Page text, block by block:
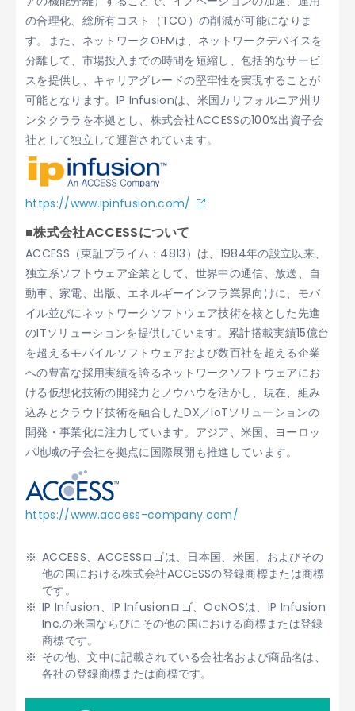
の合理化、総所有コスト（TCO）の削減が可能になりま
す。また、ネットワークOEMは、ネットワークデバイスを
分離して、市場投入までの時間を短縮し、包括的なサービ
スを提供し、キャリアグレードの堅牢性を実現することが
可能となります。IP Infusionは、米国カリフォルニア州サ
ンタクララを本拠とし、株式会社ACCESSの100%出資子会
社として独立して運営されています。
https://www.ipinfusion.com/
■株式会社ACCESSについて
ACCESS（東証プライム：4813）は、1984年の設立以来、
独立系ソフトウェア企業として、世界中の通信、放送、自
動車、家電、出版、エネルギーインフラ業界向けに、モバ
イル並びにネットワークソフトウェア技術を核とした先進
のITソリューションを提供しています。累計搭載実績15億台
を超えるモバイルソフトウェアおよび数百社を超える企業
への豊富な採用実績を誇るネットワークソフトウェアにお
ける仮想化技術の開発力とノウハウを活かし、現在、組み
込みとクラウド技術を融合したDX／IoTソリューションの
開発・事業化に注力しています。アジア、米国、ヨーロッ
パ地域の子会社を拠点に国際展開も推進しています。
https://www.access-company.com/
ACCESS、ACCESSロゴは、日本国、米国、およびその
他の国における株式会社ACCESSの登録商標または商標
です。
IP Infusion、IP Infusionロゴ、OcNOSは、IP Infusion
Inc.の米国ならびにその他の国における商標または登録
商標です。
その他、文中に記載されている会社名および商品名は、
各社の登録商標または商標です。